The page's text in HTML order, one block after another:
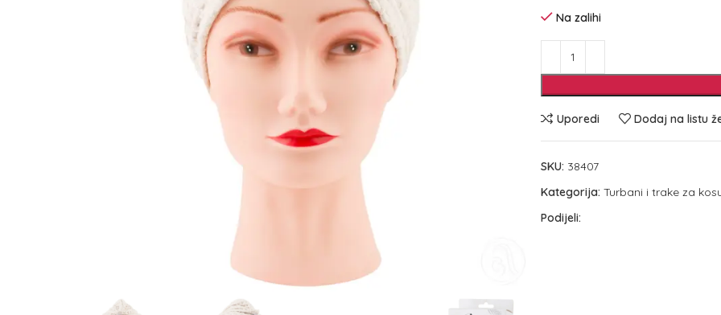
Na zalihi
Uporedi Dodaj na listu
SKU: 38407
Kategorija: Turbani i trake za
Podijeli: